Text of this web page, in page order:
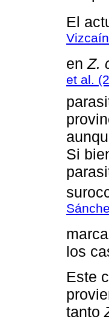
El
enZ.
et al.
Si
marca
los
Este
tanto